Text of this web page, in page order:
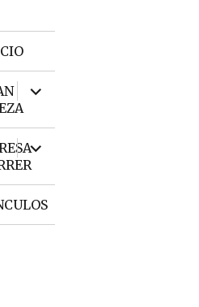
expand
child
menu
expand
child
menu